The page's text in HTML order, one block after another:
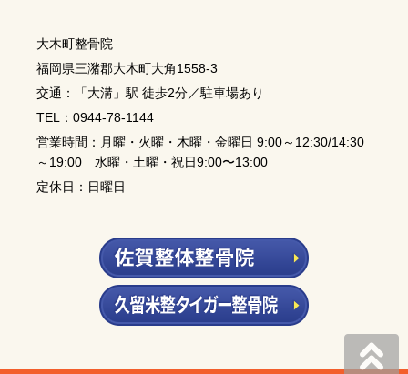
大木町整骨院
福岡県三潴郡大木町大角1558-3
交通：「大溝」駅 徒歩2分／駐車場あり
TEL：0944-78-1144
営業時間：月曜・火曜・木曜・金曜日 9:00～12:30/14:30
～19:00 水曜・土曜・祝日9:00〜13:00
定休日：日曜日